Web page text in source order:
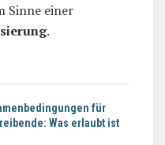
Sinne einer
.
für
Was erlaubt ist